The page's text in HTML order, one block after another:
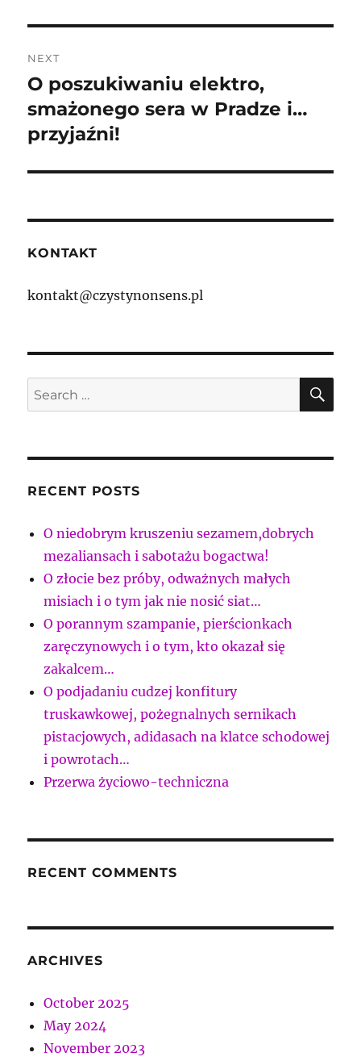
NEXT
Next
post:
O poszukiwaniu elektro,
smażonego sera w Pradze i…
przyjaźni!
KONTAKT
kontakt@czystynonsens.pl
Search
for:
RECENT POSTS
O niedobrym kruszeniu sezamem,dobrych
mezaliansach i sabotażu bogactwa!
O złocie bez próby, odważnych małych
misiach i o tym jak nie nosić siat…
O porannym szampanie, pierścionkach
zaręczynowych i o tym, kto okazał się
zakalcem…
O podjadaniu cudzej konfitury
truskawkowej, pożegnalnych sernikach
pistacjowych, adidasach na klatce schodowej
i powrotach…
Przerwa życiowo-techniczna
RECENT COMMENTS
ARCHIVES
October 2025
May 2024
November 2023